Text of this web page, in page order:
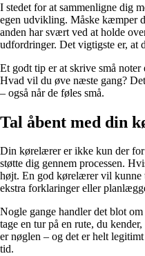
I stedet for at sammenligne dig
egen udvikling. Måske kæmper
anden har svært ved at holde
udfordringer. Det vigtigste er, at
Et godt tip er at skrive små
Hvad vil du øve næste gang?
– også når de føles små.
Tal åbent med din
Din kørelærer er ikke kun der
støtte dig gennem processen.
højt. En god kørelærer vil kunne
ekstra forklaringer eller
Nogle gange handler det blot
tage en tur på en rute, du
er nøglen – og det er helt
tid.